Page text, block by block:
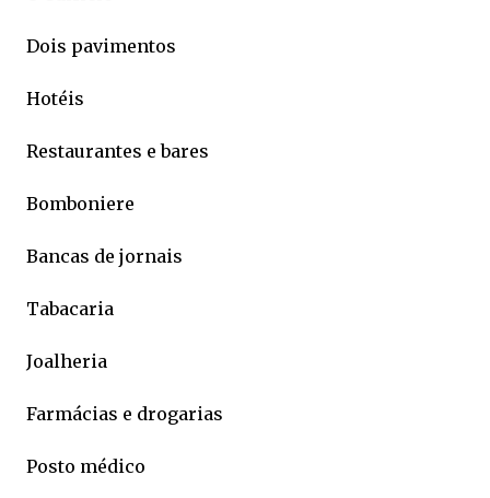
Dois pavimentos
Hotéis
Restaurantes e bares
Bomboniere
Bancas de jornais
Tabacaria
Joalheria
Farmácias e drogarias
Posto médico